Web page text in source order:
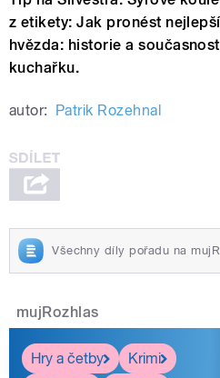
z etikety: Jak pronést
hvězda: historie a
kuchařku.
autor: Patrik Rozehnal
Všechny díly pořadu na
mujRozhlas
Hry a četby
Krimi